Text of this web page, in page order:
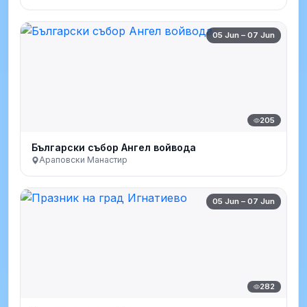
05 Jun – 07 Jun
205
Български събор Ангел войвода
Араповски Манастир
05 Jun – 07 Jun
282